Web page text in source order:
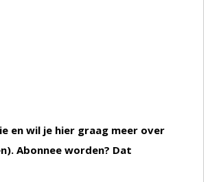
en wil je hier graag meer over
Abonnee worden? Dat